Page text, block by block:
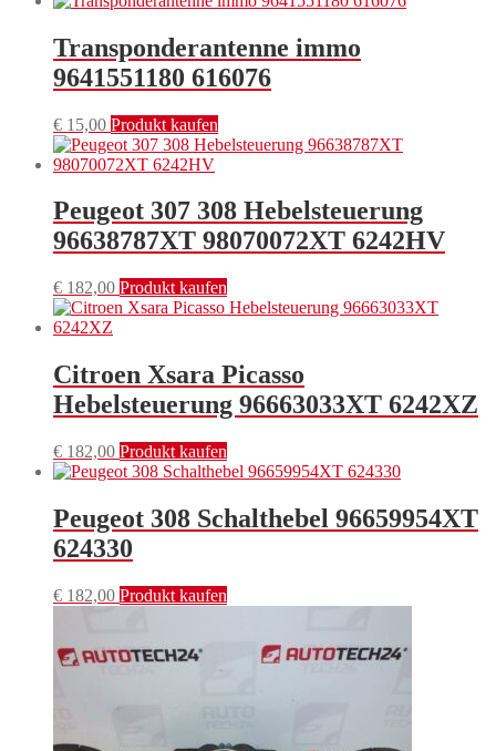
Transponderantenne immo
9641551180 616076
€ 15,00 Produkt kaufen
Peugeot 307 308 Hebelsteuerung
96638787XT 98070072XT 6242HV
€ 182,00 Produkt kaufen
Citroen Xsara Picasso
Hebelsteuerung 96663033XT 6242XZ
€ 182,00 Produkt kaufen
Peugeot 308 Schalthebel 96659954XT
624330
€ 182,00 Produkt kaufen